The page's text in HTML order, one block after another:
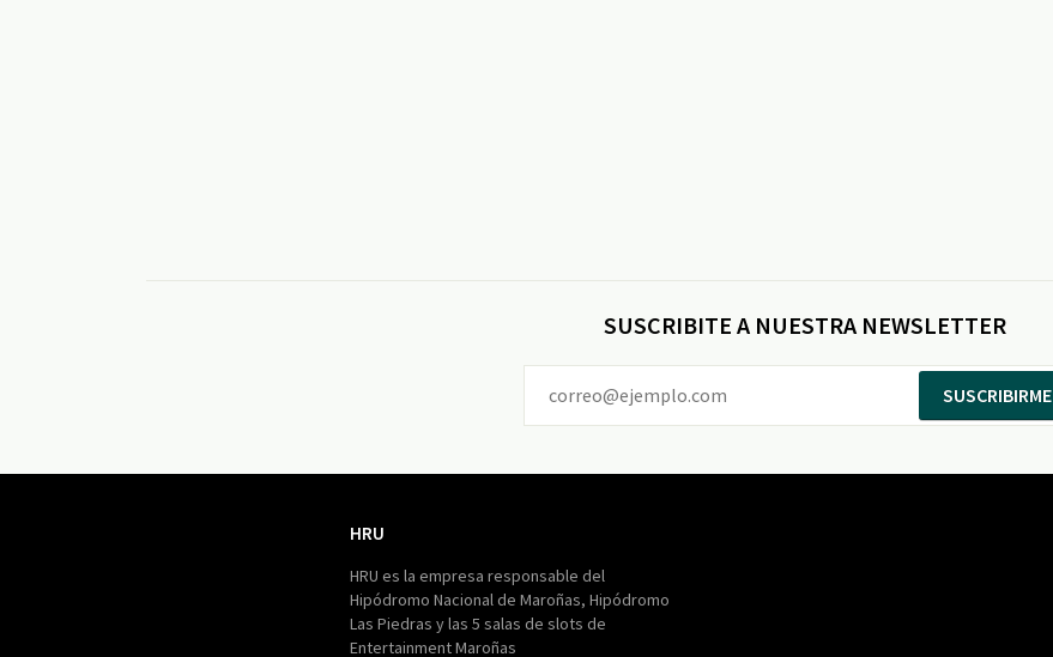
SUSCRIBITE A NUESTRA NEWSLETTER
SUSCRIBIRME
HRU
HRU es la empresa responsable del
Hipódromo Nacional de Maroñas, Hipódromo
Las Piedras y las 5 salas de slots de
Entertainment Maroñas